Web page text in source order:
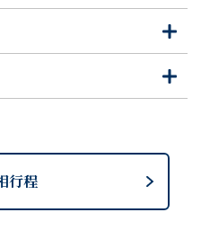
开
闭
打
开
关
闭
打
开
关
闭
行程